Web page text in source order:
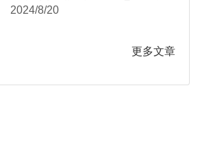
視感──《冷戰的感覺結
別與情感政治1950-1980》
2024/8/20
更多文章